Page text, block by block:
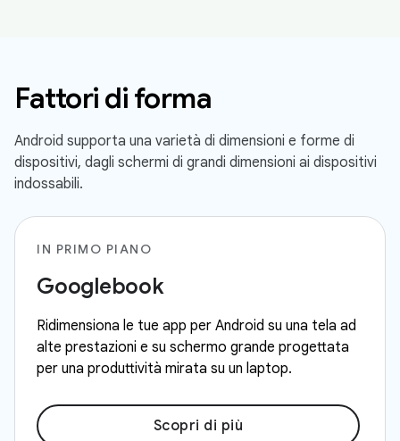
Fattori di forma
Android supporta una varietà di dimensioni e forme di
dispositivi, dagli schermi di grandi dimensioni ai dispositivi
indossabili.
IN PRIMO PIANO
Googlebook
Ridimensiona le tue app per Android su una tela ad
alte prestazioni e su schermo grande progettata
per una produttività mirata su un laptop.
Scopri di più